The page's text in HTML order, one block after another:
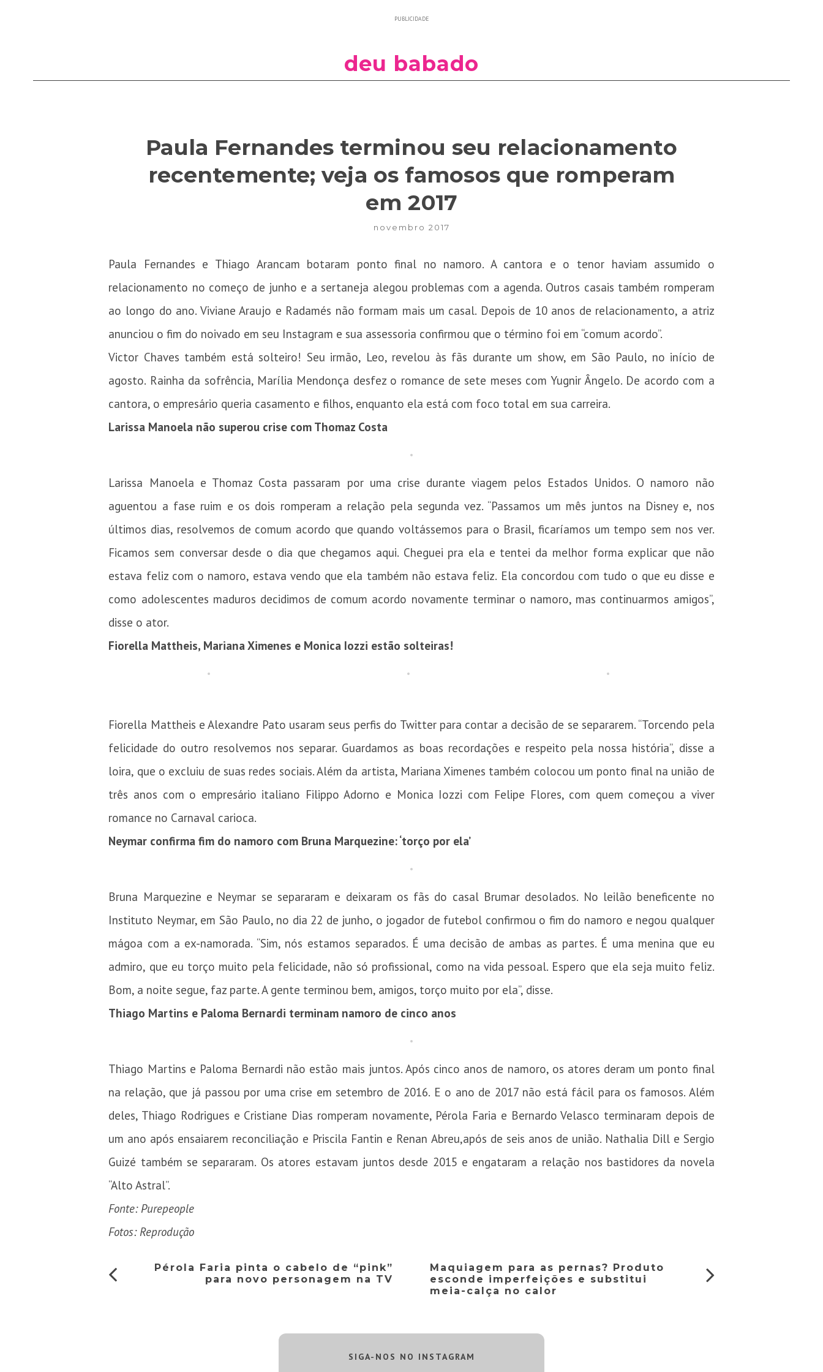
PUBLICIDADE
deu babado
Paula Fernandes terminou seu relacionamento
recentemente; veja os famosos que romperam
em 2017
novembro 2017
Paula Fernandes e Thiago Arancam botaram ponto final no namoro. A cantora e o tenor haviam assumido o
relacionamento no começo de junho e a sertaneja alegou problemas com a agenda. Outros casais também romperam
ao longo do ano. Viviane Araujo e Radamés não formam mais um casal. Depois de 10 anos de relacionamento, a atriz
anunciou o fim do noivado em seu Instagram e sua assessoria confirmou que o término foi em “comum acordo”.
Victor Chaves também está solteiro! Seu irmão, Leo, revelou às fãs durante um show, em São Paulo, no início de
agosto. Rainha da sofrência, Marília Mendonça desfez o romance de sete meses com Yugnir Ângelo. De acordo com a
cantora, o empresário queria casamento e filhos, enquanto ela está com foco total em sua carreira.
Larissa Manoela não superou crise com Thomaz Costa
Larissa Manoela e Thomaz Costa passaram por uma crise durante viagem pelos Estados Unidos. O namoro não
aguentou a fase ruim e os dois romperam a relação pela segunda vez. “Passamos um mês juntos na Disney e, nos
últimos dias, resolvemos de comum acordo que quando voltássemos para o Brasil, ficaríamos um tempo sem nos ver.
Ficamos sem conversar desde o dia que chegamos aqui. Cheguei pra ela e tentei da melhor forma explicar que não
estava feliz com o namoro, estava vendo que ela também não estava feliz. Ela concordou com tudo o que eu disse e
como adolescentes maduros decidimos de comum acordo novamente terminar o namoro, mas continuarmos amigos”,
disse o ator.
Fiorella Mattheis, Mariana Ximenes e Monica Iozzi estão solteiras!
Fiorella Mattheis e Alexandre Pato usaram seus perfis do Twitter para contar a decisão de se separarem. “Torcendo pela
felicidade do outro resolvemos nos separar. Guardamos as boas recordações e respeito pela nossa história”, disse a
loira, que o excluiu de suas redes sociais. Além da artista, Mariana Ximenes também colocou um ponto final na união de
três anos com o empresário italiano Filippo Adorno e Monica Iozzi com Felipe Flores, com quem começou a viver
romance no Carnaval carioca.
Neymar confirma fim do namoro com Bruna Marquezine: ‘torço por ela’
Bruna Marquezine e Neymar se separaram e deixaram os fãs do casal Brumar desolados. No leilão beneficente no
Instituto Neymar, em São Paulo, no dia 22 de junho, o jogador de futebol confirmou o fim do namoro e negou qualquer
mágoa com a ex-namorada. “Sim, nós estamos separados. É uma decisão de ambas as partes. É uma menina que eu
admiro, que eu torço muito pela felicidade, não só profissional, como na vida pessoal. Espero que ela seja muito feliz.
Bom, a noite segue, faz parte. A gente terminou bem, amigos, torço muito por ela”, disse.
Thiago Martins e Paloma Bernardi terminam namoro de cinco anos
Thiago Martins e Paloma Bernardi não estão mais juntos. Após cinco anos de namoro, os atores deram um ponto final
na relação, que já passou por uma crise em setembro de 2016. E o ano de 2017 não está fácil para os famosos. Além
deles, Thiago Rodrigues e Cristiane Dias romperam novamente, Pérola Faria e Bernardo Velasco terminaram depois de
um ano após ensaiarem reconciliação e Priscila Fantin e Renan Abreu,após de seis anos de união. Nathalia Dill e Sergio
Guizé também se separaram. Os atores estavam juntos desde 2015 e engataram a relação nos bastidores da novela
“Alto Astral”.
Fonte: Purepeople
Fotos: Reprodução
Pérola Faria pinta o cabelo de “pink”
para novo personagem na TV
Maquiagem para as pernas? Produto
esconde imperfeições e substitui
meia-calça no calor
SIGA-NOS NO INSTAGRAM